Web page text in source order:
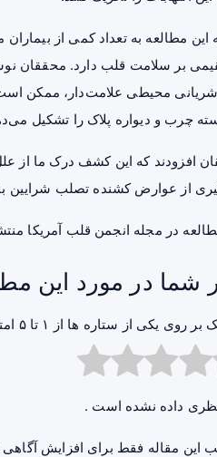
این مطالعه به تعداد کمی از
بر سلامت قلب دارد. محققان
شریانی محیطی علامت‌دار، ممکن
چرب و دیواره پلاک را تشکیل
افزودند که این کشف درک ما از
از عوارض کشنده تصلب شرایین
در مجله انجمن قلب آمریکا
شما در مورد این
روی یکی از ستاره ها از ۱ تا ۵ امتیاز دهید :
داده نشده است .
این مقاله فقط برای افزایش